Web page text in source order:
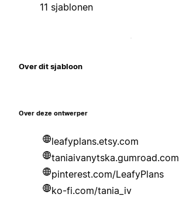
11 sjablonen
Over dit sjabloon
Over deze ontwerper
leafyplans.etsy.com
taniaivanytska.gumroad.com
pinterest.com/LeafyPlans
ko-fi.com/tania_iv